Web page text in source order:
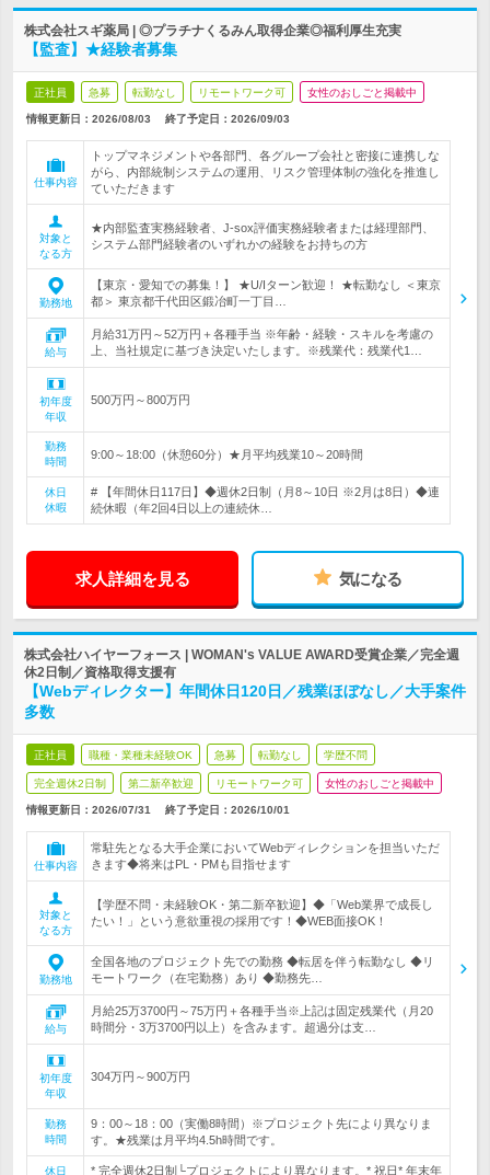
株式会社スギ薬局 | ◎プラチナくるみん取得企業◎福利厚生充実
【監査】★経験者募集
正社員 急募 転勤なし リモートワーク可 女性のおしごと掲載中
情報更新日：2026/08/03 終了予定日： 2026/09/03
仕事内容
トップマネジメントや各部門、各グループ会社と密接に連携しな
がら、内部統制システムの運用、リスク管理体制の強化を推進し
ていただきます
対象と
なる方
★内部監査実務経験者、J-sox評価実務経験者または経理部門、
システム部門経験者のいずれかの経験をお持ちの方
勤務地
【東京・愛知での募集！】 ★U/Iターン歓迎！ ★転勤なし ＜東京
都＞ 東京都千代田区鍛冶町一丁目…
給与
月給31万円～52万円＋各種手当 ※年齢・経験・スキルを考慮の
上、当社規定に基づき決定いたします。※残業代：残業代1…
初年度
年収
500万円～800万円
勤務
時間
9:00～18:00（休憩60分）★月平均残業10～20時間
休日
休暇
# 【年間休日117日】◆週休2日制（月8～10日 ※2月は8日）◆連
続休暇（年2回4日以上の連続休…
求人詳細を見る 気になる
株式会社ハイヤーフォース | WOMAN's VALUE AWARD受賞企業／完全週
休2日制／資格取得支援有
【Webディレクター】年間休日120日／残業ほぼなし／大手案件
多数
正社員 職種・業種未経験OK 急募 転勤なし 学歴不問
完全週休2日制 第二新卒歓迎 リモートワーク可 女性のおしごと掲載中
情報更新日：2026/07/31 終了予定日： 2026/10/01
仕事内容
常駐先となる大手企業においてWebディレクションを担当いただ
きます◆将来はPL・PMも目指せます
対象と
なる方
【学歴不問・未経験OK・第二新卒歓迎】◆「Web業界で成長し
たい！」という意欲重視の採用です！◆WEB面接OK！
勤務地
全国各地のプロジェクト先での勤務 ◆転居を伴う転勤なし ◆リ
モートワーク（在宅勤務）あり ◆勤務先…
給与
月給25万3700円～75万円＋各種手当※上記は固定残業代（月20
時間分・3万3700円以上）を含みます。超過分は支…
初年度
年収
304万円～900万円
勤務
時間
9：00～18：00（実働8時間）※プロジェクト先により異なりま
す。★残業は月平均4.5h時間です。
休日
* 完全週休2日制└プロジェクトにより異なります。* 祝日* 年末年